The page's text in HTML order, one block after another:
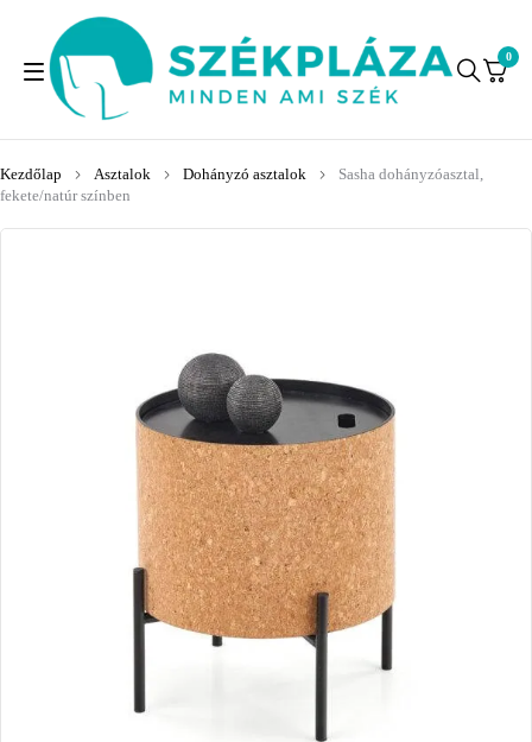
0
Kezdőlap Asztalok Dohányzó asztalok
Sasha dohányzóasztal,
fekete/natúr színben